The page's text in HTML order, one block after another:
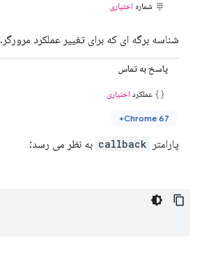
شماره اختیاری
شناسه برگه ای که برای تغییر عملکرد مرورگر.
پاسخ به تماس
عملکرد اختیاری
Chrome 67+
پارامتر callback به نظر می رسد: